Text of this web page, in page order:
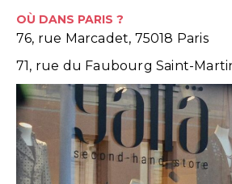
OÙ DANS PARIS ?
76, rue Marcadet, 75018 Paris
71, rue du Faubourg Saint-